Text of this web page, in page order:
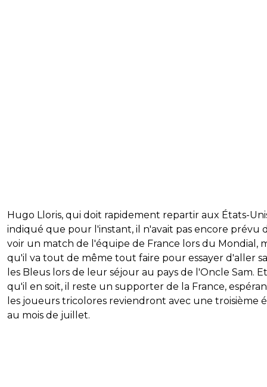
Hugo Lloris, qui doit rapidement repartir aux États-
indiqué que pour l'instant, il n'avait pas encore prévu
voir un match de l'équipe de France lors du Mondial,
qu'il va tout de même tout faire pour essayer d'aller
les Bleus lors de leur séjour au pays de l'Oncle Sam.
qu'il en soit, il reste un supporter de la France,
les joueurs tricolores reviendront avec une troisième
au mois de juillet.